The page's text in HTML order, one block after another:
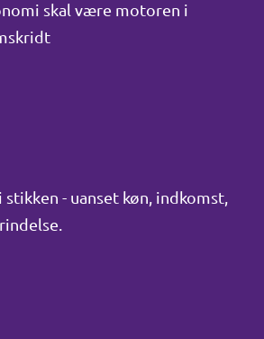
skal være motoren i
stikken - uanset køn, indkomst,